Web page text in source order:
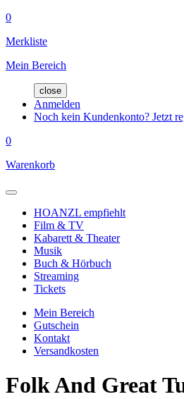
0
Merkliste
Mein Bereich
close
Anmelden
Noch kein Kundenkonto? Jetzt
0
Warenkorb
HOANZL empfiehlt
Film & TV
Kabarett & Theater
Musik
Buch & Hörbuch
Streaming
Tickets
Mein Bereich
Gutschein
Kontakt
Versandkosten
Folk And Great